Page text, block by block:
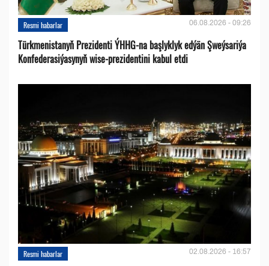
Resmi habarlar 06.08.2026 - 09:26
Türkmenistanyň Prezidenti ÝHHG-na başlyklyk edýän Şweýsariýa
Konfederasiýasynyň wise-prezidentini kabul etdi
Resmi habarlar 02.08.2026 - 16:57